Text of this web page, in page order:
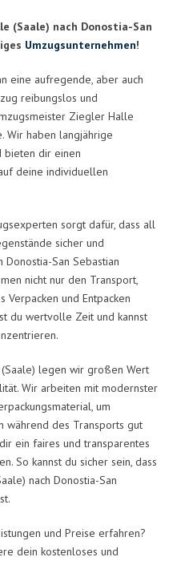
(Saale) nach Donostia-San
Umzugsunternehmen!
eine aufregende, aber auch
reibungslos und
Ziegler Halle
Wir haben langjährige
bieten dir einen
deine individuellen
sorgt dafür, dass all
sicher und
San Sebastian
nicht nur den Transport,
Verpacken und Entpacken
du wertvolle Zeit und kannst
legen wir großen Wert
Wir arbeiten mit modernster
um
während des Transports gut
ein faires und transparentes
So kannst du sicher sein, dass
nach Donostia-San
und Preise erfahren?
dein kostenloses und